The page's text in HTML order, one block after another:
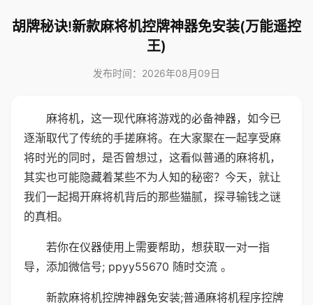
胡牌秘诀!新款麻将机控牌神器免安装(万能遥控
王)
发布时间：2026年08月09日
麻将机，这一现代麻将游戏的必备神器，如今已
逐渐取代了传统的手搓麻将。在大家聚在一起享受麻
将时光的同时，是否曾想过，这看似普通的麻将机，
其实也可能隐藏着某些不为人知的秘密？今天，就让
我们一起揭开麻将机背后的那些猫腻，探寻输钱之谜
的真相。
若你在仪器使用上需要帮助，想获取一对一指
导，添加微信号; ppyy55670 随时交流 。
新款麻将机控牌神器免安装;普通麻将机程序控牌